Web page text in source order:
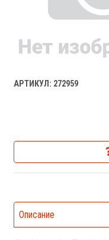
АРТИКУЛ: 272959
Описание